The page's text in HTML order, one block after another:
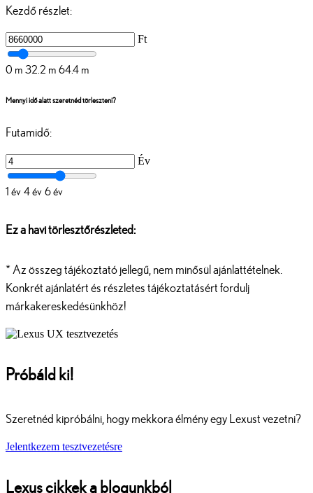
Kezdő részlet:
Ft
0 m 32.2 m 64.4 m
Mennyi idő alatt szeretnéd törleszteni?
Futamidő:
Év
1 év 4 év 6 év
Ez a havi törlesztőrészleted:
* Az összeg tájékoztató jellegű, nem minősül ajánlattételnek.
Konkrét ajánlatért és részletes tájékoztatásért fordulj
márkakereskedésünkhöz!
Próbáld ki!
Szeretnéd kipróbálni, hogy mekkora élmény egy Lexust vezetni?
Jelentkezem tesztvezetésre
Lexus cikkek a blogunkból